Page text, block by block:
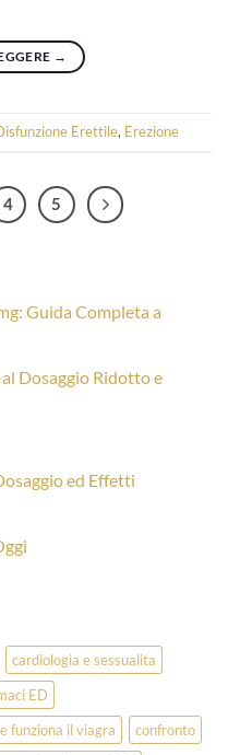
→
Erettile, Erezione
4 5
Guida Completa a
Dosaggio Ridotto e
ed Effetti
cardiologia e sessualita
ED
funziona il viagra
confronto